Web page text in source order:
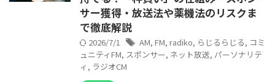
サー獲得・放送法や薬機法のリスクま
で徹底解説
2026/7/1 AM, FM, radiko, らじるらじる, コミ
ュニティFM, スポンサー, ネット放送, パーソナリテ
ィ , ラジオCM